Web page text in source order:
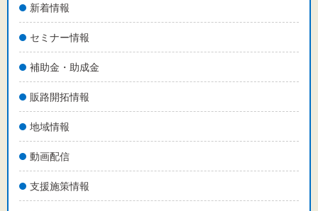
新着情報
セミナー情報
補助金・助成金
販路開拓情報
地域情報
動画配信
支援施策情報